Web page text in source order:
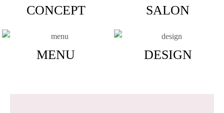
CONCEPT SALON
MENU DESIGN